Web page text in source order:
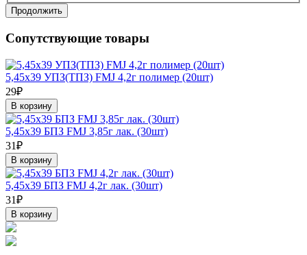
Продолжить
Сопутствующие товары
5,45х39 УПЗ(ТПЗ) FMJ 4,2г полимер (20шт)
29₽
В корзину
5,45х39 БПЗ FMJ 3,85г лак. (30шт)
31₽
В корзину
5,45х39 БПЗ FMJ 4,2г лак. (30шт)
31₽
В корзину